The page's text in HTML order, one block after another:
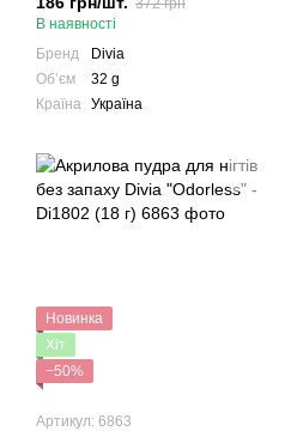
В наявності
Бренд
Divia
Обʼєм
32 g
Країна
Україна
Новинка
Хіт
−50%
Артикул: 6863